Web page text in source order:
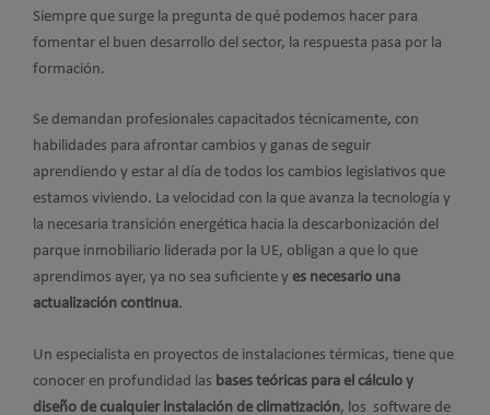
Siempre que surge la pregunta de qué podemos hacer para
fomentar el buen desarrollo del sector, la respuesta pasa por la
formación.
Se demandan profesionales capacitados técnicamente, con
habilidades para afrontar cambios y ganas de seguir
aprendiendo y estar al día de todos los cambios legislativos que
estamos viviendo. La velocidad con la que avanza la tecnología y
la necesaria transición energética hacia la descarbonización del
parque inmobiliario liderada por la UE, obligan a que lo que
aprendimos ayer, ya no sea suficiente y es necesario una
actualización continua.
Un especialista en proyectos de instalaciones térmicas, tiene que
conocer en profundidad las bases teóricas para el cálculo y
diseño de cualquier instalación de climatización, los software de